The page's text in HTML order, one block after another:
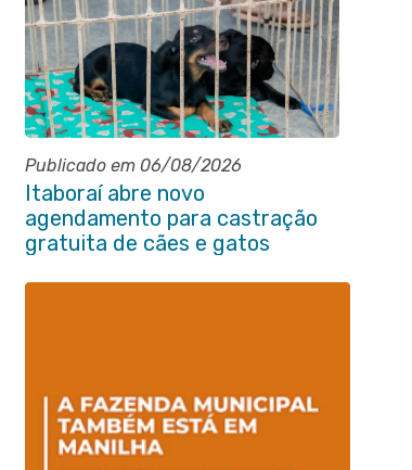
Publicado em 06/08/2026
Itaboraí abre novo
agendamento para castração
gratuita de cães e gatos